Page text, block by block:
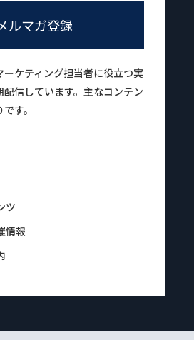
ルマガ登録
ケティング担当者に役立つ実
信しています。主なコンテン
す。
ツ
情報